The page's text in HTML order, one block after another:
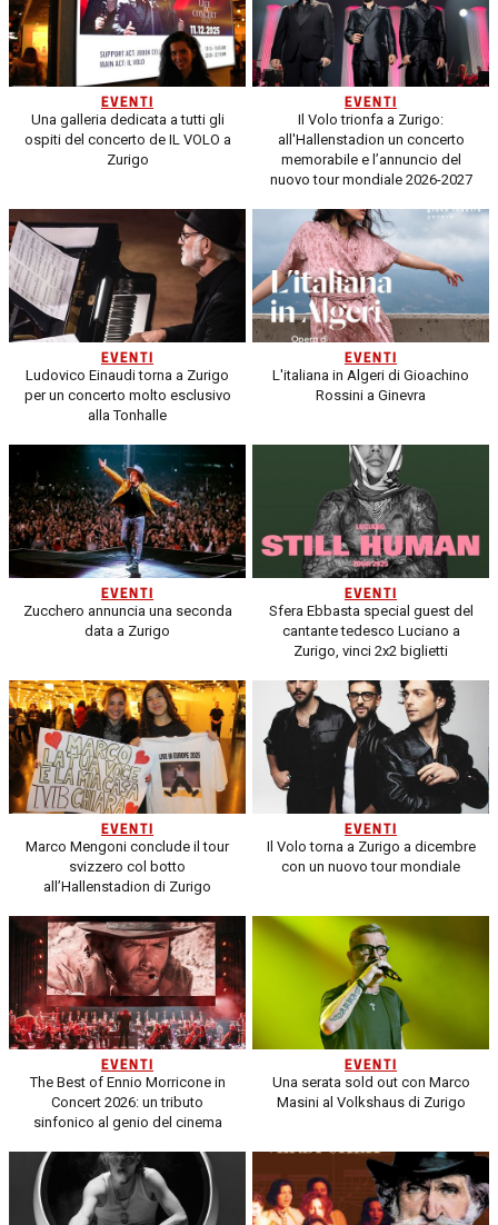
EVENTI
Una galleria dedicata a tutti gli
ospiti del concerto de IL VOLO a
Zurigo
EVENTI
Il Volo trionfa a Zurigo:
all'Hallenstadion un concerto
memorabile e l’annuncio del
nuovo tour mondiale 2026-2027
EVENTI
Ludovico Einaudi torna a Zurigo
per un concerto molto esclusivo
alla Tonhalle
EVENTI
L'italiana in Algeri di Gioachino
Rossini a Ginevra
EVENTI
Zucchero annuncia una seconda
data a Zurigo
EVENTI
Sfera Ebbasta special guest del
cantante tedesco Luciano a
Zurigo, vinci 2x2 biglietti
EVENTI
Marco Mengoni conclude il tour
svizzero col botto
all’Hallenstadion di Zurigo
EVENTI
Il Volo torna a Zurigo a dicembre
con un nuovo tour mondiale
EVENTI
The Best of Ennio Morricone in
Concert 2026: un tributo
sinfonico al genio del cinema
EVENTI
Una serata sold out con Marco
Masini al Volkshaus di Zurigo